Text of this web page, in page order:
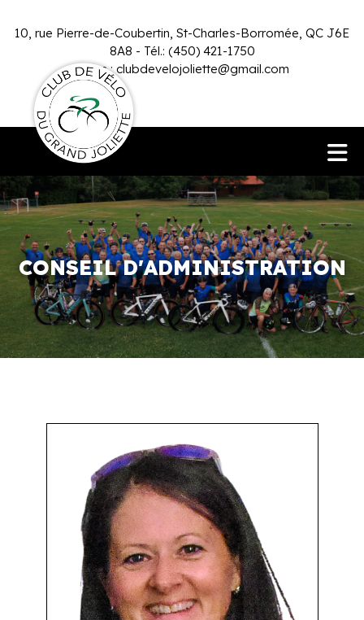
10, rue Pierre-de-Coubertin, St-Charles-Borromée, QC J6E
8A8 - Tél.: (450) 421-1750
Infos :clubdevelojoliette@gmail.com
CONSEIL D'ADMINISTRATION